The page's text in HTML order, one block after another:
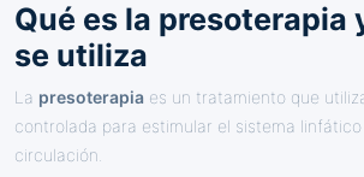
Qué es la presoterapia
se utiliza
La presoterapia es un tratamiento que
controlada para estimular el sistema
circulación.